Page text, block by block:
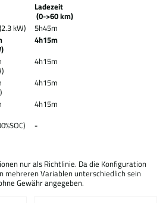
Ladezeit
(0->60 km)
kW)
5h45m
4h15m
4h15m
4h15m
4h15m
-
nur als Richtlinie. Da die Konfiguration
mehreren Variablen unterschiedlich sein
Gewähr angegeben.